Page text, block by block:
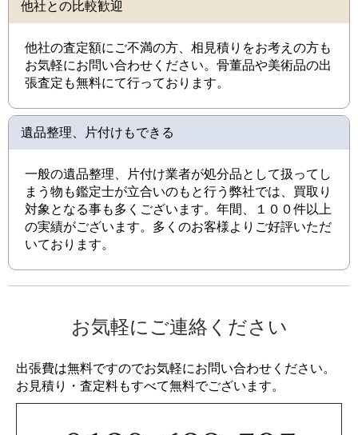
他社との比較歓迎
他社の査定額にご不満の方、相見積りをお考えの方も
お気軽にお問い合わせください。骨董品や美術品の出
張査定も無料にて行っております。
遺品整理、片付けもできる
一般の遺品整理、片付け業者が処分品として扱ってし
まう物も鑑定士が立合いのもと行う弊社では、買取り
対象となる事も多くございます。年間、１００件以上
の実績がございます。多くのお客様よりご好評いただ
いております。
お気軽にご連絡ください
出張費は無料ですのでお気軽にお問い合わせください。
お見積り・査定料もすべて無料でございます。